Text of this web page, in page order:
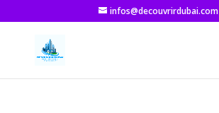
infos@decouvrirdubai.com